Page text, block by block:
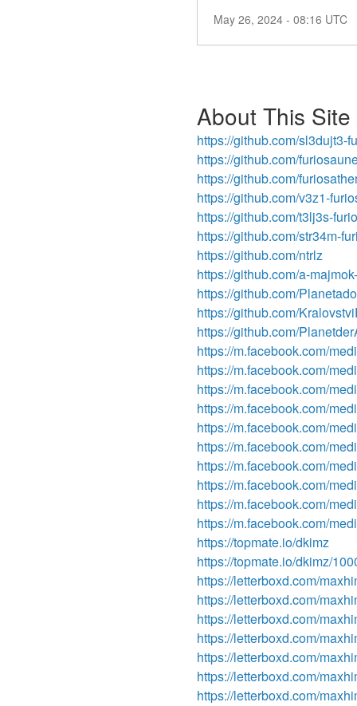
May 26, 2024 - 08:16 UTC
About This Site
https://github.com/sl3dujt3-
https://github.com/
https://github.com/
https://github.com/v3z1-
https://github.com/t3lj3s-
https://github.com/str34m-
https://github.com/ntrlz
https://github.com/a-
https://github.com/
https://github.com/
https://github.com/
https://m.facebook.com/
https://m.facebook.com/
https://m.facebook.com/
https://m.facebook.com/
https://m.facebook.com/
https://m.facebook.com/
https://m.facebook.com/
https://m.facebook.com/
https://m.facebook.com/
https://m.facebook.com/
https://topmate.io/dkimz
https://topmate.io/dkimz/
https://letterboxd.com/
https://letterboxd.com/
https://letterboxd.com/
https://letterboxd.com/
https://letterboxd.com/
https://letterboxd.com/
https://letterboxd.com/